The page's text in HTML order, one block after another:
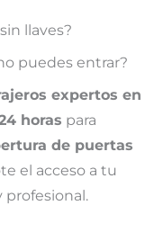
llaves?
puedes entrar?
expertos en
horas para
de puertas
el acceso a tu
profesional.